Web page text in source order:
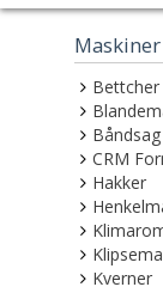
Maskiner
Båndsag
CRM
Hakker
Kverner